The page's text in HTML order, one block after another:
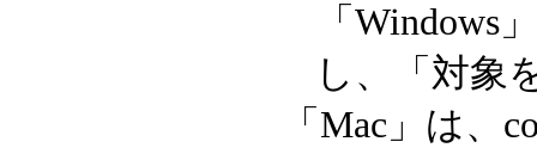
「Windows」は、
し、「対象
「Mac」は、control